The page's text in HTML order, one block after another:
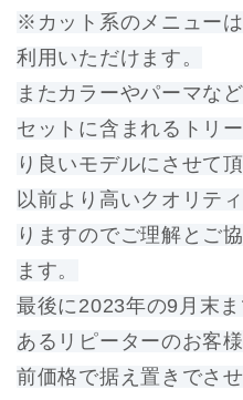
※カット系のメニュー
利用いただけます。
またカラーやパーマな
セットに含まれるトリ
り良いモデルにさせて
以前より高いクオリテ
りますのでご理解とご
ます。
最後に2023年の9月末
あるリピーターのお客
前価格で据え置きでさ